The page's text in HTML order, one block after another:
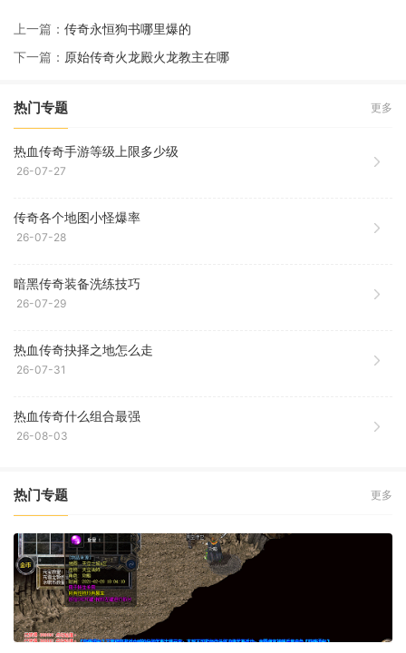
上一篇： 传奇永恒狗书哪里爆的
下一篇： 原始传奇火龙殿火龙教主在哪
热门专题 更多
热血传奇手游等级上限多少级
26-07-27
传奇各个地图小怪爆率
26-07-28
暗黑传奇装备洗练技巧
26-07-29
热血传奇抉择之地怎么走
26-07-31
热血传奇什么组合最强
26-08-03
热门专题 更多